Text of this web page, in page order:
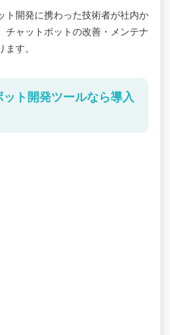
ト開発に携わった技術者が社内か
チャットボットの改善・メンテナ
す。
ト開発ツールなら導入